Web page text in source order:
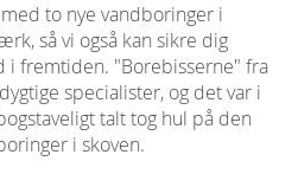
to nye vandboringer i
så vi også kan sikre dig
i fremtiden. "Borebisserne" fra
specialister, og det var i
talt tog hul på den
i skoven.